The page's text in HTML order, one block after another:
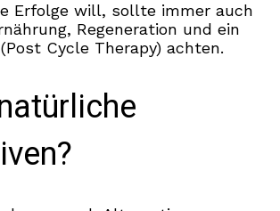
Erfolge will, sollte immer auch
Regeneration und ein
Cycle Therapy) achten.